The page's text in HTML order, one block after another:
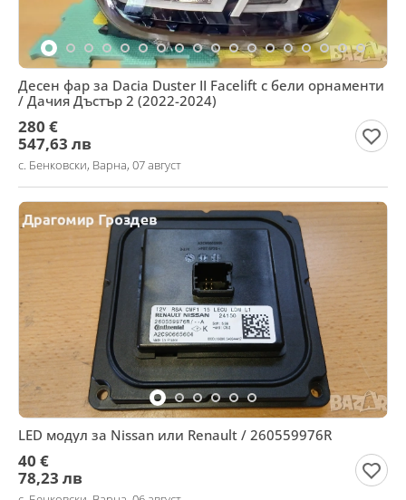
Десен фар за Dacia Duster II Facelift с бели орнаменти
/ Дачия Дъстър 2 (2022-2024)
280 €
547,63 лв
с. Бенковски, Варна, 07 август
LED модул за Nissan или Renault / 260559976R
40 €
78,23 лв